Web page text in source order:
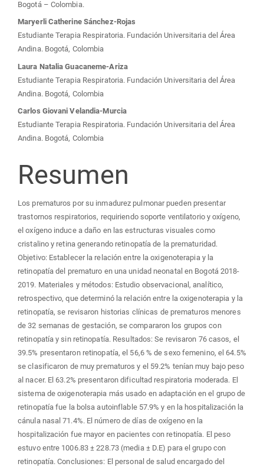
Bogotá – Colombia.
Maryerli Catherine Sánchez-Rojas
Estudiante Terapia Respiratoria. Fundación Universitaria del Área
Andina. Bogotá, Colombia
Laura Natalia Guacaneme-Ariza
Estudiante Terapia Respiratoria. Fundación Universitaria del Área
Andina. Bogotá, Colombia
Carlos Giovani Velandia-Murcia
Estudiante Terapia Respiratoria. Fundación Universitaria del Área
Andina. Bogotá, Colombia
Resumen
Los prematuros por su inmadurez pulmonar pueden presentar
trastornos respiratorios, requiriendo soporte ventilatorio y oxígeno,
el oxígeno induce a daño en las estructuras visuales como
cristalino y retina generando retinopatía de la prematuridad.
Objetivo: Establecer la relación entre la oxigenoterapia y la
retinopatía del prematuro en una unidad neonatal en Bogotá 2018-
2019. Materiales y métodos: Estudio observacional, analítico,
retrospectivo, que determinó la relación entre la oxigenoterapia y la
retinopatía, se revisaron historias clínicas de prematuros menores
de 32 semanas de gestación, se compararon los grupos con
retinopatía y sin retinopatía. Resultados: Se revisaron 76 casos, el
39.5% presentaron retinopatía, el 56,6 % de sexo femenino, el 64.5%
se clasificaron de muy prematuros y el 59.2% tenían muy bajo peso
al nacer. El 63.2% presentaron dificultad respiratoria moderada. El
sistema de oxigenoterapia más usado en adaptación en el grupo de
retinopatía fue la bolsa autoinflable 57.9% y en la hospitalización la
cánula nasal 71.4%. El número de días de oxígeno en la
hospitalización fue mayor en pacientes con retinopatía. El peso
estuvo entre 1006.83 ± 228.73 (media ± D.E) para el grupo con
retinopatía. Conclusiones: El personal de salud encargado del